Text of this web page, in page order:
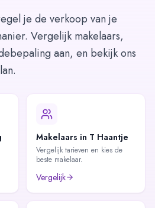
je de verkoop van je
Vergelijk makelaars,
aan, en bekijk ons
Makelaars in T Haantje
Vergelijk tarieven en kies de
beste makelaar.
Vergelijk